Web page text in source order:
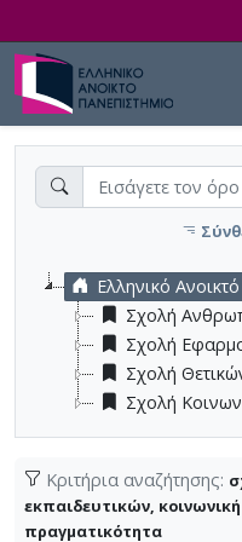
Ελληνικό
Σχολή
Σχολή
Σχολή
Σχολή
Κριτήρια αναζήτησης:
εκπαιδευτικών,
πραγματικότητα